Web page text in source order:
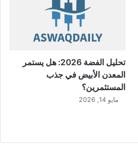
تحليل الفضة 2026: هل يستمر
المعدن الأبيض في جذب
المستثمرين؟
مايو 14, 2026